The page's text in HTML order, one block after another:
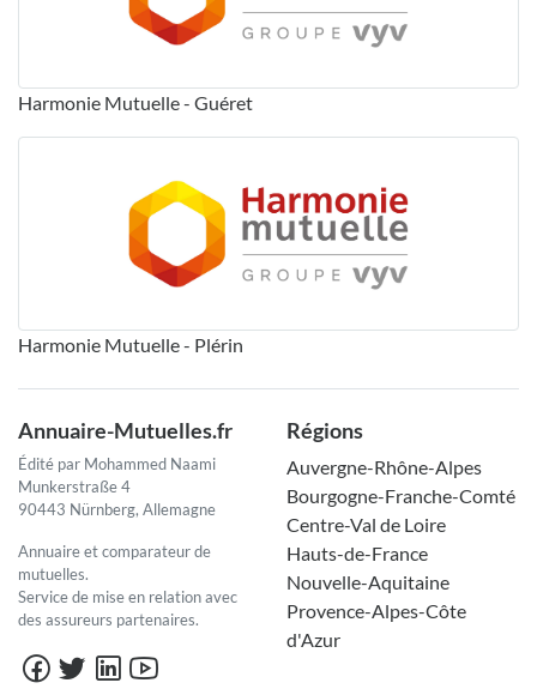
Harmonie Mutuelle - Guéret
Harmonie Mutuelle - Plérin
Annuaire-Mutuelles.fr
Édité par Mohammed Naami
Munkerstraße 4
90443 Nürnberg, Allemagne
Annuaire et comparateur de
mutuelles.
Service de mise en relation avec
des assureurs partenaires.
Régions
Auvergne-Rhône-Alpes
Bourgogne-Franche-Comté
Centre-Val de Loire
Hauts-de-France
Nouvelle-Aquitaine
Provence-Alpes-Côte
d'Azur